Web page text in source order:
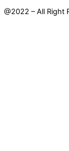
@2022 – All Right